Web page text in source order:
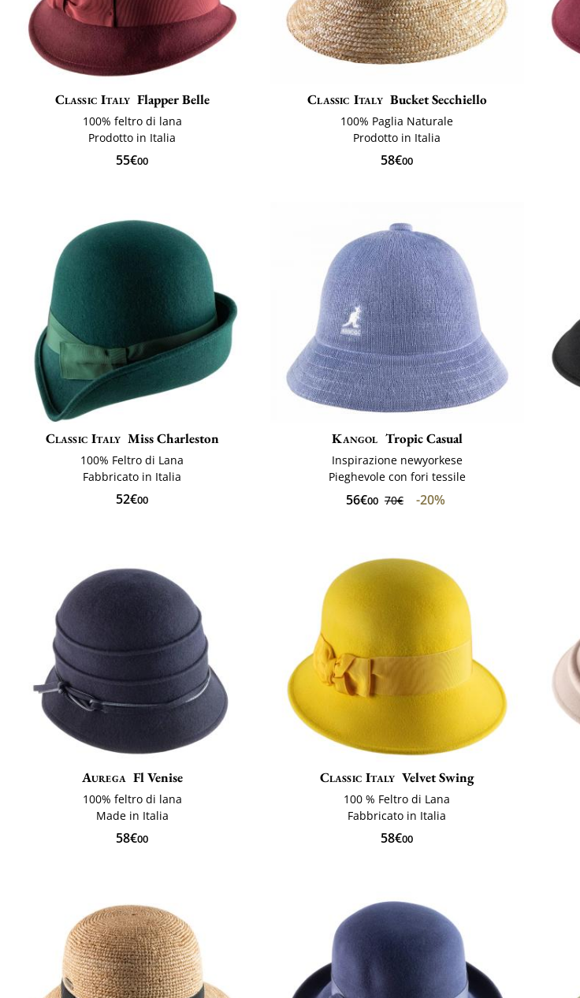
Classic Italy Flapper Belle
100% feltro di lana
Prodotto in Italia
55€00
Classic Italy Bucket Secchiello
100% Paglia Naturale
Prodotto in Italia
58€00
Classic Italy Miss Charleston
100% Feltro di Lana
Fabbricato in Italia
52€00
Kangol Tropic Casual
Inspirazione newyorkese
Pieghevole con fori tessile
56€00 70€ -20%
Aurega Fl Venise
100% feltro di lana
Made in Italia
58€00
Classic Italy Velvet Swing
100 % Feltro di Lana
Fabbricato in Italia
58€00